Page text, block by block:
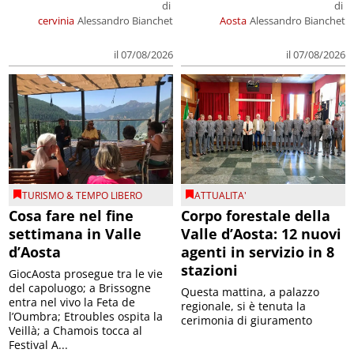
cervinia
di
Alessandro Bianchet
il 07/08/2026
Aosta
di
Alessandro Bianchet
il 07/08/2026
TURISMO & TEMPO LIBERO
Cosa fare nel fine
settimana in Valle
d’Aosta
GiocAosta prosegue tra le vie
del capoluogo; a Brissogne
entra nel vivo la Feta de
l’Oumbra; Etroubles ospita la
Veillà; a Chamois tocca al
Festival A...
ATTUALITA'
Corpo forestale della
Valle d’Aosta: 12 nuovi
agenti in servizio in 8
stazioni
Questa mattina, a palazzo
regionale, si è tenuta la
cerimonia di giuramento